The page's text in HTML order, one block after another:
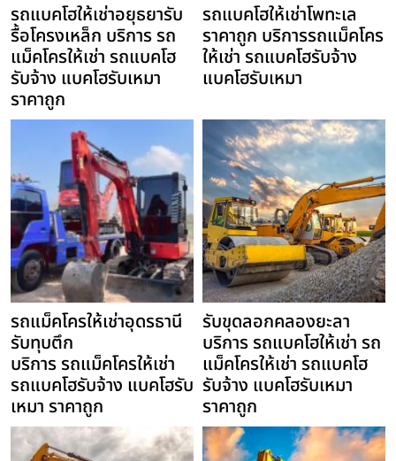
รถแบคโฮให้เช่าอยุธยารับ
รื้อโครงเหล็ก บริการ รถ
แม็คโครให้เช่า รถแบคโฮ
รับจ้าง แบคโฮรับเหมา
ราคาถูก
รถแบคโฮให้เช่าโพทะเล
ราคาถูก บริการรถแม็คโคร
ให้เช่า รถแบคโฮรับจ้าง
แบคโฮรับเหมา
รถแม็คโครให้เช่าอุดรธานี
รับทุบตึก
บริการ รถแม็คโครให้เช่า
รถแบคโฮรับจ้าง แบคโฮรับ
เหมา ราคาถูก
รับขุดลอกคลองยะลา
บริการ รถแบคโฮให้เช่า รถ
แม็คโครให้เช่า รถแบคโฮ
รับจ้าง แบคโฮรับเหมา
ราคาถูก